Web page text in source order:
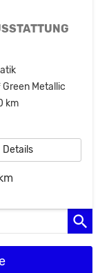
Metallic
km
Details